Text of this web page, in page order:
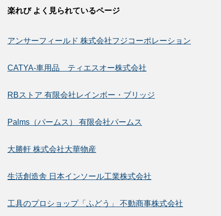
楽れび よく見られているページ
アンサーフィールド 株式会社フジコーポレーション
CATYA-車用品 ティエスオー株式会社
RBストア 有限会社レインボー・ブリッジ
Palms（パームス） 有限会社パームス
大勝軒 株式会社大華物産
生活創造舎 日本インソール工業株式会社
工具のプロショップ「ふどう」 不動商事株式会社